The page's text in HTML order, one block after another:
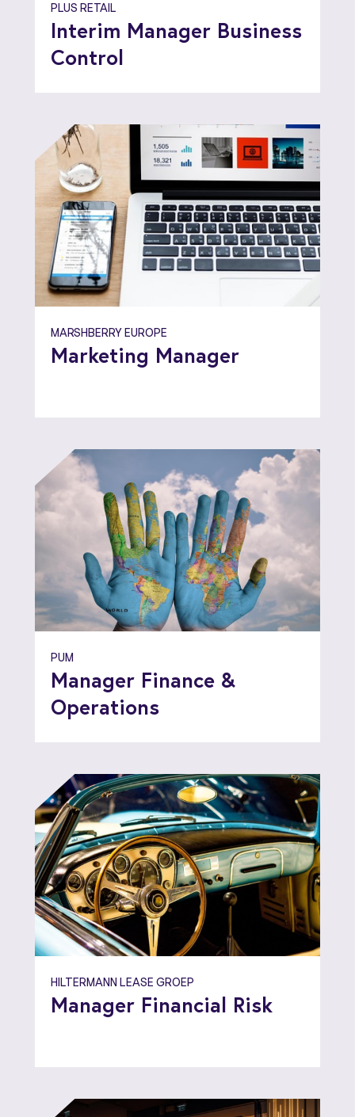
PLUS RETAIL
Interim Manager Business
Control
MARSHBERRY EUROPE
Marketing Manager
PUM
Manager Finance &
Operations
HILTERMANN LEASE GROEP
Manager Financial Risk